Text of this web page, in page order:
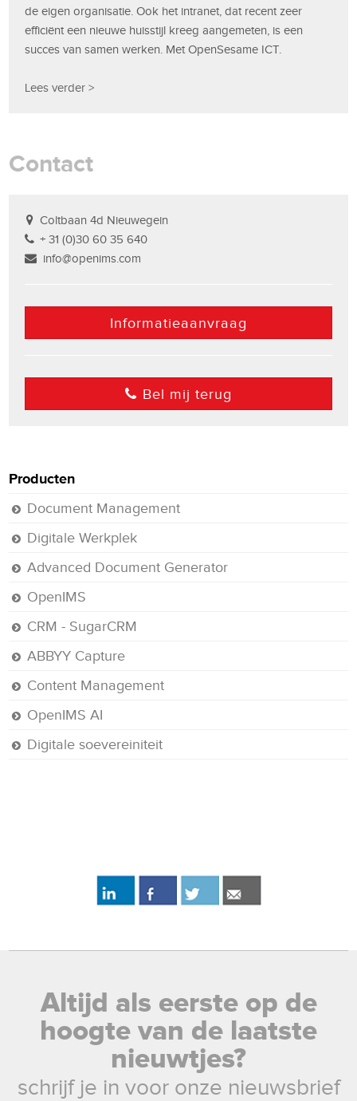
de eigen organisatie. Ook het intranet, dat recent zeer
efficiënt een nieuwe huisstijl kreeg aangemeten, is een
succes van samen werken. Met OpenSesame ICT.
Lees verder >
Contact
Coltbaan 4d Nieuwegein
+ 31 (0)30 60 35 640
info@openims.com
Informatieaanvraag
Bel mij terug
Producten
Document Management
Digitale Werkplek
Advanced Document Generator
OpenIMS
CRM - SugarCRM
ABBYY Capture
Content Management
OpenIMS AI
Digitale soevereiniteit
Altijd als eerste op de
hoogte van de laatste
nieuwtjes?
schrijf je in voor onze nieuwsbrief